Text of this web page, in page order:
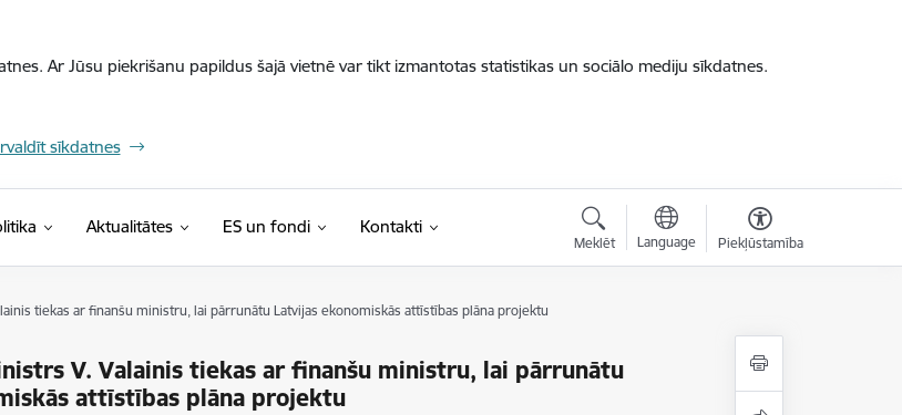
Ar Jūsu piekrišanu papildus šajā vietnē var tikt izmantotas statistikas un sociālo mediju sīkdatnes.
sīkdatnes
Aktualitātes ES un fondi Kontakti
Meklēt Language Piekļūstamība
tiekas ar finanšu ministru, lai pārrunātu Latvijas ekonomiskās attīstības plāna projektu
V. Valainis tiekas ar finanšu ministru, lai pārrunātu
attīstības plāna projektu